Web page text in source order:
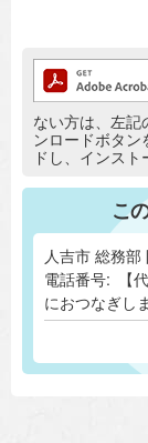
追加情報：
ない方は、左
ンロードボタ
ドし、インスト
こ
人吉市 総務
電話番号:
【
におつなぎし